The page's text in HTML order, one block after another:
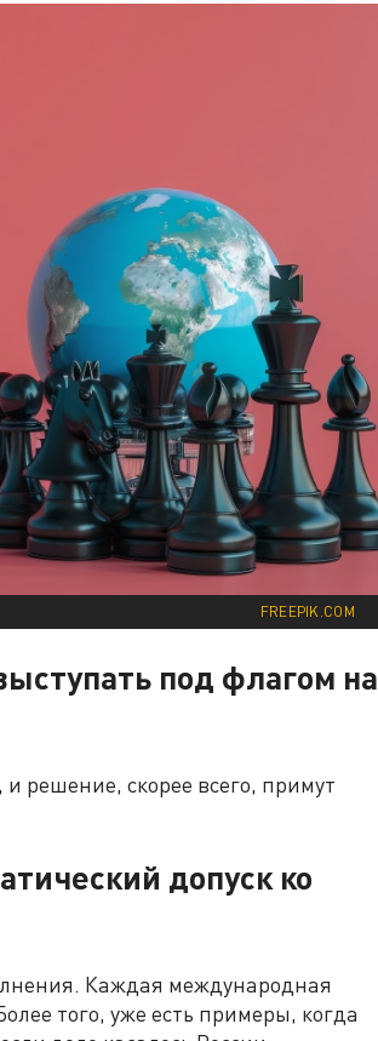
FREEPIK.COM
под флагом на
решение, скорее всего, примут
допуск ко
Каждая международная
того, уже есть примеры, когда